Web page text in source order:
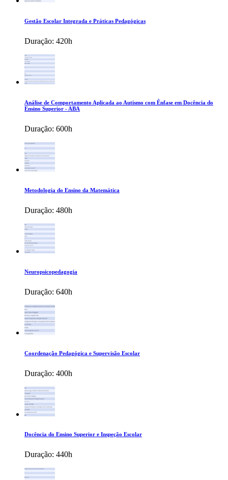
Gestão Escolar Integrada e Práticas Pedagógicas
Duração: 420h
Análise de Comportamento Aplicada ao Autismo com Ênfase em Docência do
Ensino Superior - ABA
Duração: 600h
Metodologia do Ensino da Matemática
Duração: 480h
Neuropsicopedagogia
Duração: 640h
Coordenação Pedagógica e Supervisão Escolar
Duração: 400h
Docência do Ensino Superior e Inspeção Escolar
Duração: 440h